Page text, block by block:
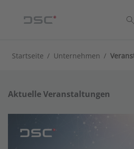
Startseite / Unternehmen /
Aktuelle Veranstaltungen